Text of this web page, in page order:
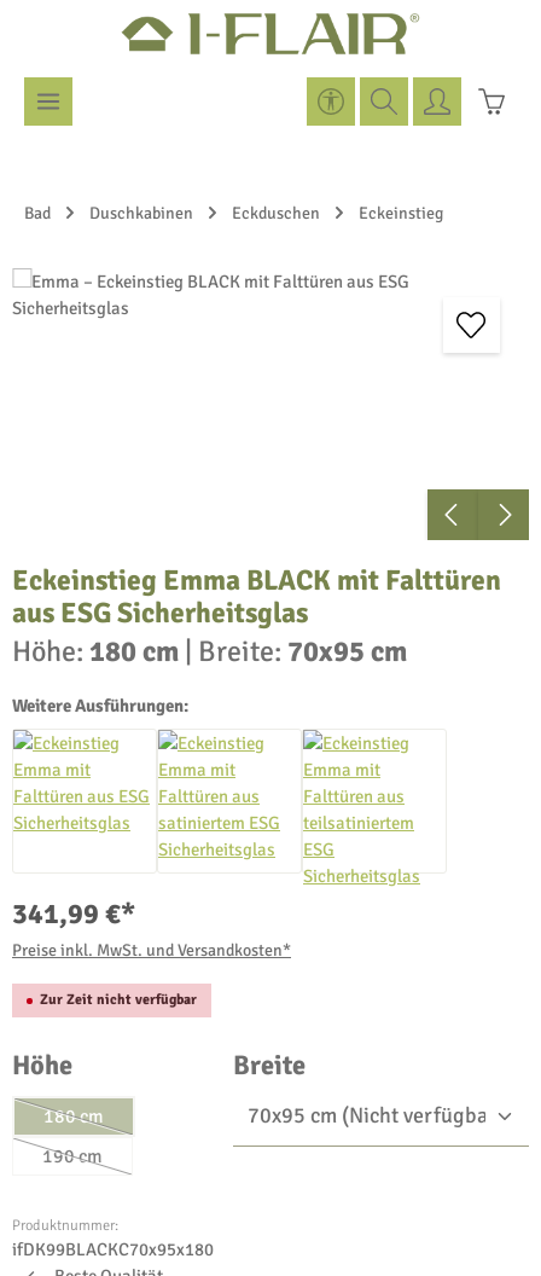
Zum Hauptinhalt springen
Werkzeugleiste anzeigen
Bad Duschkabinen Eckduschen Eckeinstieg
Bildergalerie überspringen
Eckeinstieg Emma BLACK mit Falttüren
aus ESG Sicherheitsglas
Höhe: 180 cm | Breite: 70x95 cm
Weitere Ausführungen:
341,99 €*
Preise inkl. MwSt. und Versandkosten*
Zur Zeit nicht verfügbar
Höheauswählen
180 cm
(Diese Option ist zurzeit nicht verfügbar.)
190 cm
(Diese Option ist zurzeit nicht verfügbar.)
Breiteauswählen
Produktnummer:
ifDK99BLACKC70x95x180